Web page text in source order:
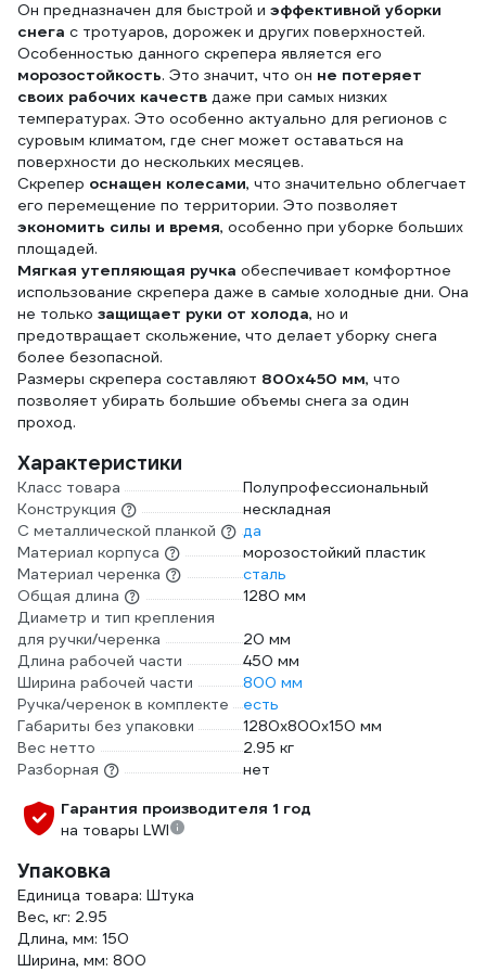
Он предназначен для быстрой и эффективной уборки
снега с тротуаров, дорожек и других поверхностей.
Особенностью данного скрепера является его
морозостойкость. Это значит, что он не потеряет
своих рабочих качеств даже при самых низких
температурах. Это особенно актуально для регионов с
суровым климатом, где снег может оставаться на
поверхности до нескольких месяцев.
Скрепер оснащен колесами, что значительно облегчает
его перемещение по территории. Это позволяет
экономить силы и время, особенно при уборке больших
площадей.
Мягкая утепляющая ручка обеспечивает комфортное
использование скрепера даже в самые холодные дни. Она
не только защищает руки от холода, но и
предотвращает скольжение, что делает уборку снега
более безопасной.
Размеры скрепера составляют 800x450 мм, что
позволяет убирать большие объемы снега за один
проход.
Характеристики
Класс товара
Полупрофессиональный
Конструкция
нескладная
С металлической планкой
да
Материал корпуса
морозостойкий пластик
Материал черенка
сталь
Общая длина
1280 мм
Диаметр и тип крепления
для ручки/черенка
20 мм
Длина рабочей части
450 мм
Ширина рабочей части
800 мм
Ручка/черенок в комплекте
есть
Габариты без упаковки
1280х800х150 мм
Вес нетто
2.95 кг
Разборная
нет
Гарантия производителя 1 год
на товары LWI
Упаковка
Единица товара: Штука
Вес, кг: 2.95
Длина, мм: 150
Ширина, мм: 800